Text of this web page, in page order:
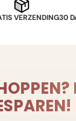
VERZENDING30